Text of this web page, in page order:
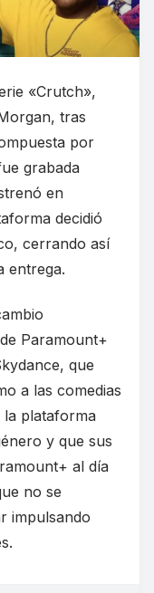
«Crutch»,
tras
por
grabada
en
decidió
cerrando así
entrega.
Paramount+
que
a las comedias
la plataforma
y que sus
al día
no se
impulsando